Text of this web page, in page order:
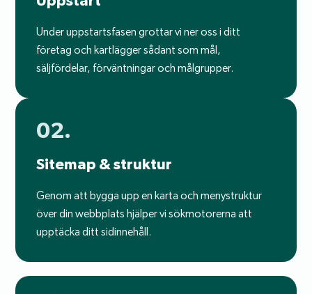
Under uppstartsfasen grottar vi ner oss i ditt
företag och kartlägger sådant som mål,
säljfördelar, förväntningar och målgrupper.
02.
Sitemap & struktur
Genom att bygga upp en karta och menystruktur
över din webbplats hjälper vi sökmotorerna att
upptäcka ditt sidinnehåll.